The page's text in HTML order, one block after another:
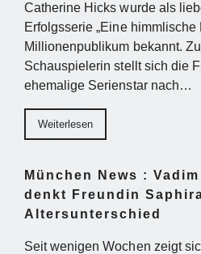
Catherine Hicks wurde als
Erfolgsserie „Eine himmlische
Millionenpublikum bekannt.
Schauspielerin stellt sich die
ehemalige Serienstar nach…
Weiterlesen
München News :
denkt Freundin
Altersunterschied
Seit wenigen Wochen zeigt